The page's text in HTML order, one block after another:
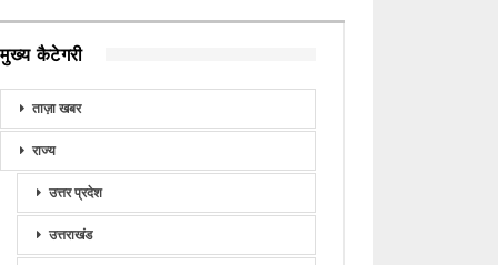
मुख्य कैटेगरी
ताज़ा खबर
राज्य
उत्तर प्रदेश
उत्तराखंड